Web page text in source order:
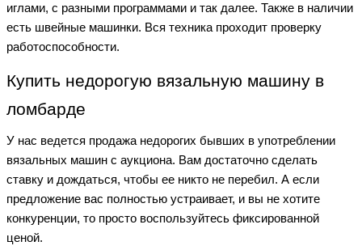
иглами, с разными программами и так далее. Также в наличии
есть швейные машинки. Вся техника проходит проверку
работоспособности.
Купить недорогую вязальную машину в
ломбарде
У нас ведется продажа недорогих бывших в употреблении
вязальных машин с аукциона. Вам достаточно сделать
ставку и дождаться, чтобы ее никто не перебил. А если
предложение вас полностью устраивает, и вы не хотите
конкуренции, то просто воспользуйтесь фиксированной
ценой.